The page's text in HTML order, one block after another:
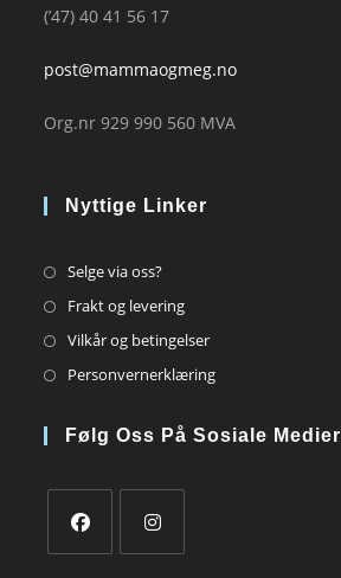
(’47) 40 41 56 17
post@mammaogmeg.no
Org.nr 929 990 560 MVA
Nyttige Linker
Selge via oss?Opens
in
Frakt og leveringOpens
in
tab
Vilkår og betingelserOpens
in
new
PersonvernerklæringOpens
a
Følg Oss På Sosiale Medier